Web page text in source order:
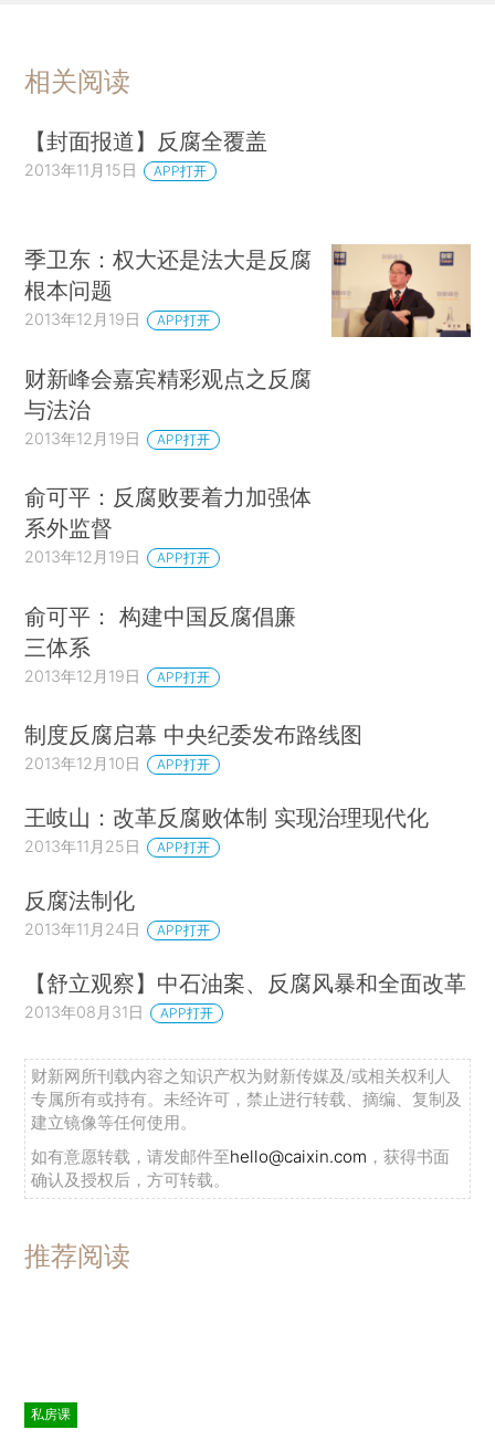
相关阅读
【封面报道】反腐全覆盖
2013年11月15日 APP打开
季卫东：权大还是法大是反腐
根本问题
2013年12月19日 APP打开
财新峰会嘉宾精彩观点之反腐
与法治
2013年12月19日 APP打开
俞可平：反腐败要着力加强体
系外监督
2013年12月19日 APP打开
俞可平： 构建中国反腐倡廉
三体系
2013年12月19日 APP打开
制度反腐启幕 中央纪委发布路线图
2013年12月10日 APP打开
王岐山：改革反腐败体制 实现治理现代化
2013年11月25日 APP打开
反腐法制化
2013年11月24日 APP打开
【舒立观察】中石油案、反腐风暴和全面改革
2013年08月31日 APP打开
财新网所刊载内容之知识产权为财新传媒及/或相关权利人
专属所有或持有。未经许可，禁止进行转载、摘编、复制及
建立镜像等任何使用。
如有意愿转载，请发邮件至hello@caixin.com ，获得书面
确认及授权后，方可转载。
推荐阅读
私房课